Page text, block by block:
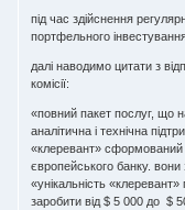
під час здійснення
портфельного
далі наводимо цитати з
комісії:
«повний пакет послуг, що
аналітична і технічна
«клеревант» сформований
європейського банку.
«унікальність
заробити від $ 5 000 до $